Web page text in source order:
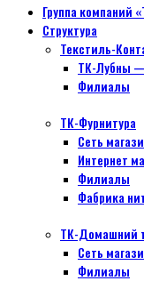
Группа компаний
Структура
Текстиль-
ТК-Лубны
Филиалы
ТК-Фурнитура
Сеть
Интернет
Филиалы
Фабрика
ТК-Домашний
Сеть
Филиалы